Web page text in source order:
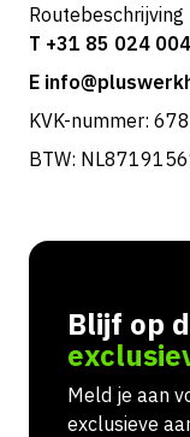
Routebeschrijving
T +31 85 024
E
KVK-nummer:
BTW:
Blijf op
Meld je aan
exclusieve